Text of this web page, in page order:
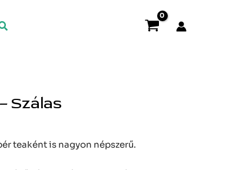
Szálas
teaként is nagyon népszerű.